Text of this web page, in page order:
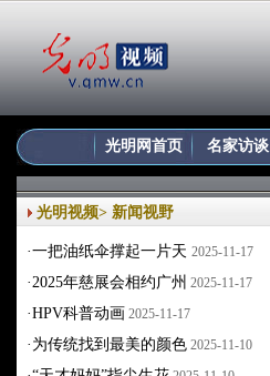
光明网首页 名家访谈
光明视频> 新闻视野
·一把油纸伞撑起一片天 2025-11-17
·2025年慈展会相约广州 2025-11-17
·HPV科普动画 2025-11-17
· 为传统找到最美的颜色 2025-11-10